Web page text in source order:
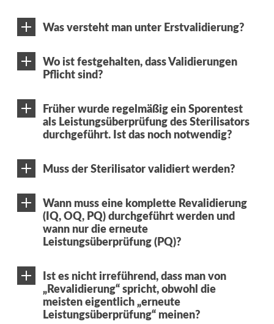
Was versteht man unter Erstvalidierung?
Wo ist festgehalten, dass Validierungen
Pflicht sind?
Früher wurde regelmäßig ein Sporentest
als Leistungsüberprüfung des Sterilisators
durchgeführt. Ist das noch notwendig?
Muss der Sterilisator validiert werden?
Wann muss eine komplette Revalidierung
(IQ, OQ, PQ) durchgeführt werden und
wann nur die erneute
Leistungsüberprüfung (PQ)?
Ist es nicht irreführend, dass man von
„Revalidierung“ spricht, obwohl die
meisten eigentlich „erneute
Leistungsüberprüfung“ meinen?